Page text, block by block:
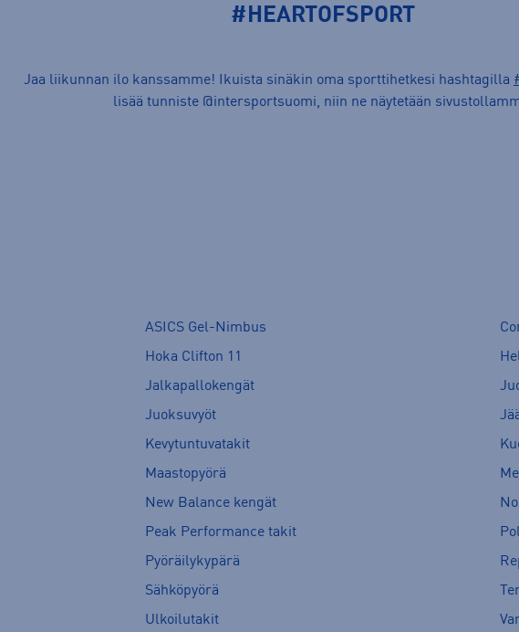
#HEARTOFSPORT
Jaa liikunnan ilo kanssamme! Ikuista sinäkin oma sporttihetkesi hashtagilla
lisää tunniste @intersportsuomi, niin ne näytetään
ASICS Gel-Nimbus
Hoka Clifton 11
Jalkapallokengät
Juoksuvyöt
Kevytuntuvatakit
Maastopyörä
New Balance kengät
Peak Performance takit
Pyöräilykypärä
Sähköpyörä
Ulkoilutakit